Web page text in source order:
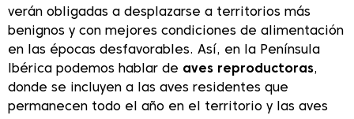
verán obligadas a desplazarse a territorios más
benignos y con mejores condiciones de alimentación
en las épocas desfavorables. Así, en la Península
Ibérica podemos hablar de aves reproductoras,
donde se incluyen a las aves residentes que
permanecen todo el año en el territorio y las aves